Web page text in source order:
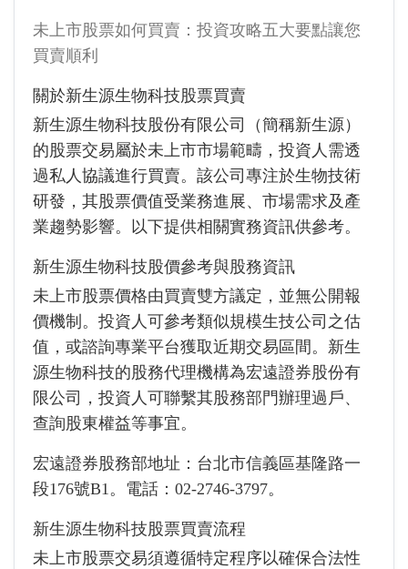
未上市股票如何買賣：投資攻略五大要點讓您
買賣順利
關於新生源生物科技股票買賣
新生源生物科技股份有限公司（簡稱新生源）
的股票交易屬於未上市市場範疇，投資人需透
過私人協議進行買賣。該公司專注於生物技術
研發，其股票價值受業務進展、市場需求及產
業趨勢影響。以下提供相關實務資訊供參考。
新生源生物科技股價參考與股務資訊
未上市股票價格由買賣雙方議定，並無公開報
價機制。投資人可參考類似規模生技公司之估
值，或諮詢專業平台獲取近期交易區間。新生
源生物科技的股務代理機構為宏遠證券股份有
限公司，投資人可聯繫其股務部門辦理過戶、
查詢股東權益等事宜。
宏遠證券股務部地址：台北市信義區基隆路一
段176號B1。電話：02-2746-3797。
新生源生物科技股票買賣流程
未上市股票交易須遵循特定程序以確保合法性